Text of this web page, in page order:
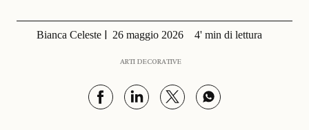
Bianca Celeste 26 maggio 2026 4' min di lettura
ARTI DECORATIVE